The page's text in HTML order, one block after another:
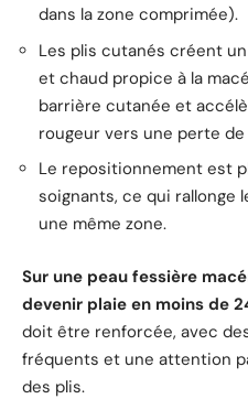
dans la zone comprimée).
Les plis cutanés créent
et chaud propice à la
barrière cutanée et
rougeur vers une perte
Le repositionnement est
soignants, ce qui rallonge
une même zone.
Sur une peau fessière
devenir plaie en moins de
doit être renforcée, avec
fréquents et une attention
des plis.